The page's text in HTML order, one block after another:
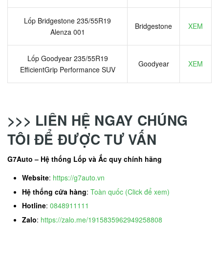
Lốp Bridgestone 235/55R19
Alenza 001
Bridgestone XEM
Lốp Goodyear 235/55R19
EfficientGrip Performance SUV
Goodyear XEM
>>> LIÊN HỆ NGAY CHÚNG
TÔI ĐỂ ĐƯỢC TƯ VẤN
G7Auto – Hệ thống Lốp và Ắc quy chính hãng
Website: https://g7auto.vn
Hệ thống cửa hàng: Toàn quốc (Click để xem)
Hotline: 0848911111
Zalo: https://zalo.me/1915835962949258808